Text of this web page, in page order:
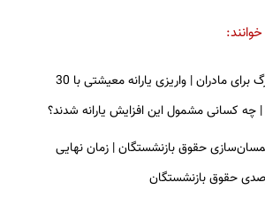
پرداخت کالابرگ برای مادران | واریزی یارانه معیشتی با 30
چه کسانی مشمول این افزایش یارانه شدند؟
حقوق بازنشستگان | زمان نهایی